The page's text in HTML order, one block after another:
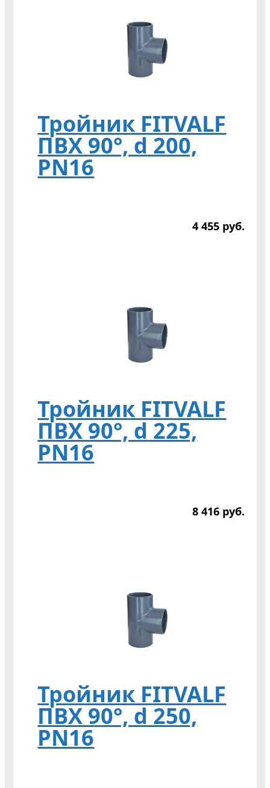
Тройник FITVALF
ПВХ 90°, d 200,
PN16
4 455 руб.
Тройник FITVALF
ПВХ 90°, d 225,
PN16
8 416 руб.
Тройник FITVALF
ПВХ 90°, d 250,
PN16